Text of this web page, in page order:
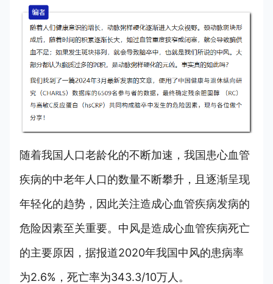
随着我国人口老龄化的不断加速，我国患心血管
疾病的中老年人口的数量不断攀升，且逐渐呈现
年轻化的趋势，因此关注造成心血管疾病发病的
危险因素至关重要。中风是造成心血管疾病死亡
的主要原因，据报道2020年我国中风的患病率
为2.6%，死亡率为343.3/10万人。